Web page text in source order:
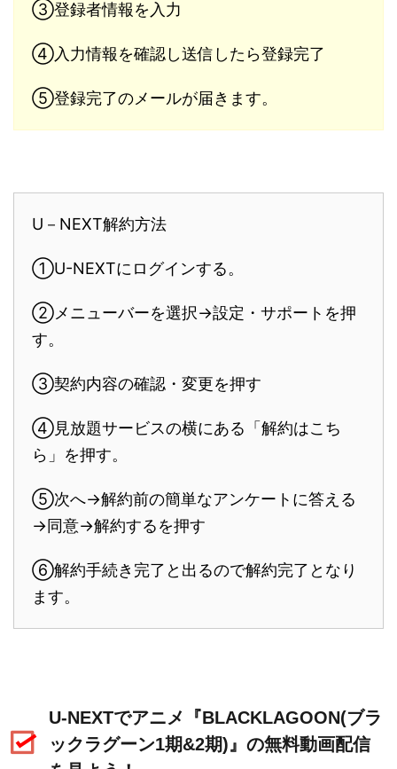
③登録者情報を入力
④入力情報を確認し送信したら登録完了
⑤登録完了のメールが届きます。
U－NEXT解約方法
①U-NEXTにログインする。
②メニューバーを選択→設定・サポートを押
す。
③契約内容の確認・変更を押す
④見放題サービスの横にある「解約はこち
ら」を押す。
⑤次へ→解約前の簡単なアンケートに答える
→同意→解約するを押す
⑥解約手続き完了と出るので解約完了となり
ます。
U-NEXTでアニメ『BLACKLAGOON(ブラ
ックラグーン1期&2期)』の無料動画配信